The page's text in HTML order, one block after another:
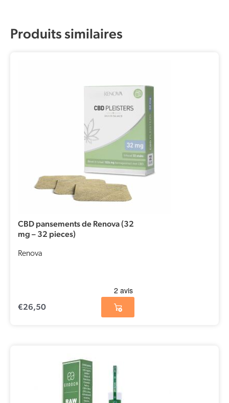
Produits similaires
CBD pansements de Renova (32
mg – 32 pieces)
Renova
€26,50
prix
initial
était :
€177,01.
prix
actuel
est :
€141,60.